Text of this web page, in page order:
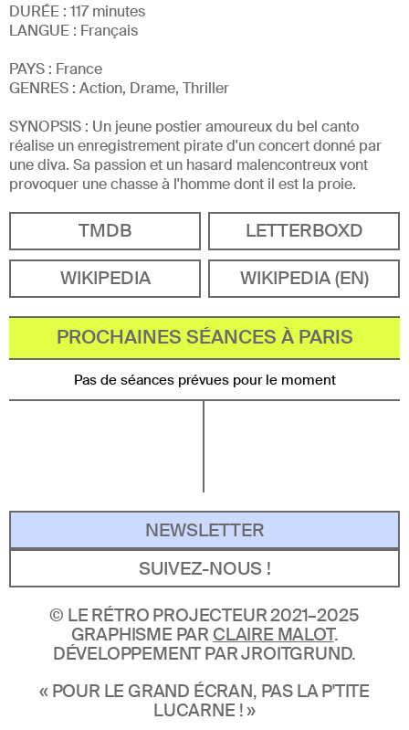
DURÉE : 117minutes
LANGUE : Français
PAYS : France
GENRES : Action, Drame, Thriller
SYNOPSIS : Un jeune postier amoureux du bel canto
réalise un enregistrement pirate d'un concert donné par
une diva. Sa passion et un hasard malencontreux vont
provoquer une chasse à l'homme dont il est la proie.
TMDB
LETTERBOXD
WIKIPEDIA
WIKIPEDIA (EN)
PROCHAINES SÉANCES À PARIS
Pas de séances prévues pour le moment
NEWSLETTER
SUIVEZ-NOUS !
© LE RÉTRO PROJECTEUR 2021–2025
GRAPHISME PAR CLAIRE MALOT.
DÉVELOPPEMENT PAR JROITGRUND.
« POUR LE GRAND ÉCRAN, PAS LA P'TITE
LUCARNE ! »